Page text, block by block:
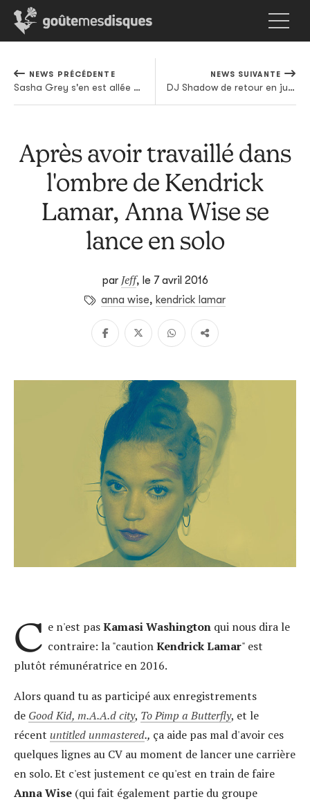
NEWS PRÉCÉDENTE
Sasha Grey s'en est allée pousser la chansonnette chez Death In Vegas
NEWS SUIVANTE
DJ Shadow de retour en juin avec un nouvel album, premier extrait en écoute
Après avoir travaillé dans
l'ombre de Kendrick
Lamar, Anna Wise se
lance en solo
par Jeff, le 7 avril 2016
anna wise, kendrick lamar
C e n'est pasKamasi Washingtonqui nous dira le
contraire: la "cautionKendrick Lamar" est
plutôt rémunératrice en 2016.
Alors quand tu as participé aux enregistrements
de Good Kid, m.A.A.d city, To Pimp a Butterfly, et le
récent untitled unmastered., ça aide pas mal d'avoir ces
quelques lignes au CV au moment de lancer une carrière
en solo. Et c'est justement ce qu'est en train de faire
Anna Wise (qui fait également partie du groupe